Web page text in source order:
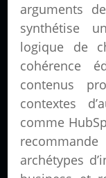
arguments
synthétise
logique de
cohérence
contenus
contextes
comme
archétypes